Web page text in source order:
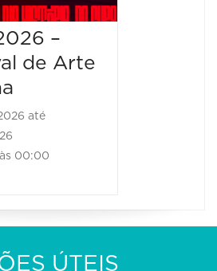
–
de Arte
até
00:00
ÚTEIS